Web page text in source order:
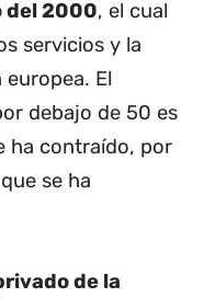
del 2000, el cual
servicios y la
El
debajo de 50 es
ha contraído, por
se ha
de la